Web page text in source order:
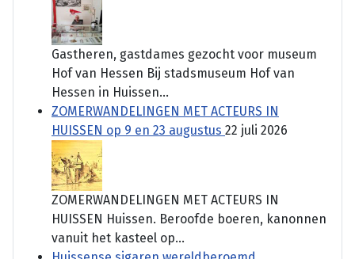
Gastheren, gastdames gezocht voor museum
Hof van Hessen Bij stadsmuseum Hof van
Hessen in Huissen...
ZOMERWANDELINGEN MET ACTEURS IN
HUISSEN op 9 en 23 augustus 22 juli 2026
ZOMERWANDELINGEN MET ACTEURS IN
HUISSEN Huissen. Beroofde boeren, kanonnen
vanuit het kasteel op...